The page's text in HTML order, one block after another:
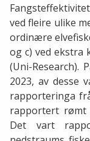
ved fleire ulike
ordinære
og c) ved ekstra
(Uni-Research).
2023, av desse
rapporteringa
rapportert rømt
Det vart